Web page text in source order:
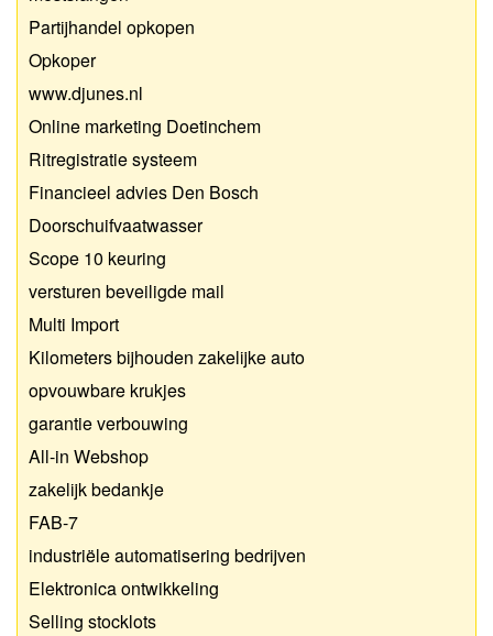
Partijhandel opkopen
Opkoper
www.djunes.nl
Online marketing Doetinchem
Ritregistratie systeem
Financieel advies Den Bosch
Doorschuifvaatwasser
Scope 10 keuring
versturen beveiligde mail
Multi Import
Kilometers bijhouden zakelijke auto
opvouwbare krukjes
garantie verbouwing
All-in Webshop
zakelijk bedankje
FAB-7
industriële automatisering bedrijven
Elektronica ontwikkeling
Selling stocklots